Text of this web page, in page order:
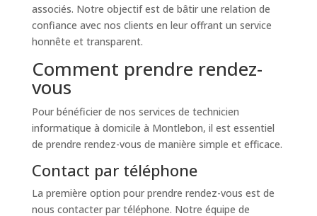
associés. Notre objectif est de bâtir une relation de
confiance avec nos clients en leur offrant un service
honnête et transparent.
Comment prendre rendez-
vous
Pour bénéficier de nos services de technicien
informatique à domicile à Montlebon, il est essentiel
de prendre rendez-vous de manière simple et efficace.
Contact par téléphone
La première option pour prendre rendez-vous est de
nous contacter par téléphone. Notre équipe de